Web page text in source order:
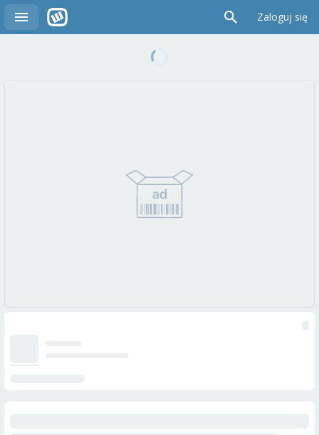
Zaloguj się